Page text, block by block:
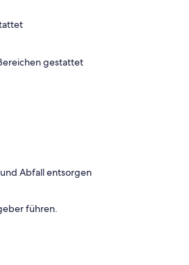
gestattet
Abfall entsorgen
führen.